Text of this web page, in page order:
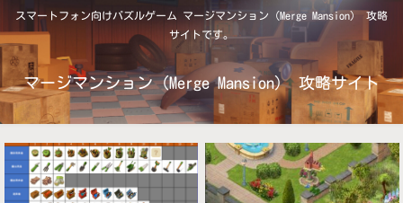
スマートフォン向けパズルゲーム マージマンション（Merge Mansion） 攻略
サイトです。
マージマンション（Merge Mansion） 攻略サイト